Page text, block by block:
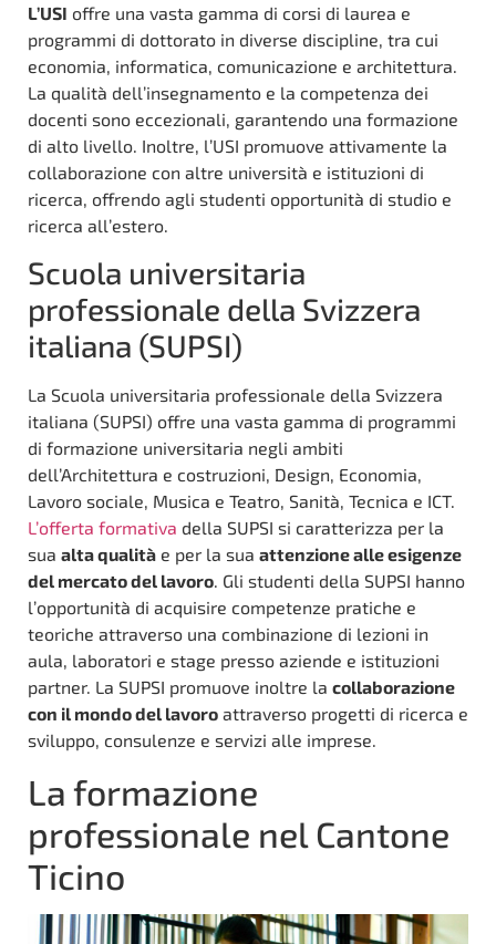
L’USI offre una vasta gamma di corsi di laurea e
programmi di dottorato in diverse discipline, tra cui
economia, informatica, comunicazione e architettura.
La qualità dell’insegnamento e la competenza dei
docenti sono eccezionali, garantendo una formazione
di alto livello. Inoltre, l’USI promuove attivamente la
collaborazione con altre università e istituzioni di
ricerca, offrendo agli studenti opportunità di studio e
ricerca all’estero.
Scuola universitaria
professionale della Svizzera
italiana (SUPSI)
La Scuola universitaria professionale della Svizzera
italiana (SUPSI) offre una vasta gamma di programmi
di formazione universitaria negli ambiti
dell’Architettura e costruzioni, Design, Economia,
Lavoro sociale, Musica e Teatro, Sanità, Tecnica e ICT.
L’offerta formativa della SUPSI si caratterizza per la
sua alta qualità e per la sua attenzione alle esigenze
del mercato del lavoro. Gli studenti della SUPSI hanno
l’opportunità di acquisire competenze pratiche e
teoriche attraverso una combinazione di lezioni in
aula, laboratori e stage presso aziende e istituzioni
partner. La SUPSI promuove inoltre la collaborazione
con il mondo del lavoro attraverso progetti di ricerca e
sviluppo, consulenze e servizi alle imprese.
La formazione
professionale nel Cantone
Ticino